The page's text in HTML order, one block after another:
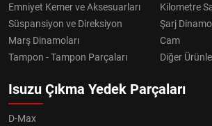
Emniyet Kemer ve Aksesuarları
Kilometre
Süspansiyon ve Direksiyon
Şarj
Marş Dinamoları
Cam
Tampon - Tampon Parçaları
Diğer
Isuzu Çıkma Yedek Parçaları
D-Max